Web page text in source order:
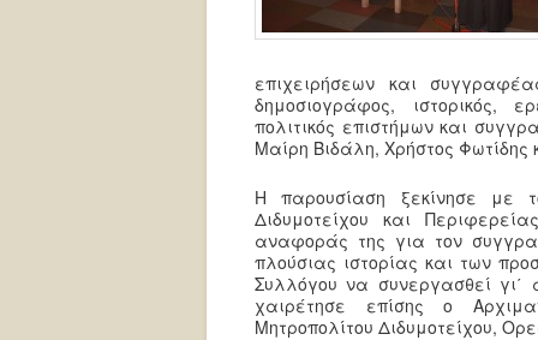
επιχειρήσεων και
δημοσιογράφος, ιστορικός,
πολιτικός επιστήμων και
Μαίρη Βιδάλη, Χρήστος
Η παρουσίαση ξεκίνησε με
Διδυμοτείχου και
αναφοράς της για τον
πλούσιας ιστορίας και των
Συλλόγου να συνεργασθεί γι΄
χαιρέτησε επίσης ο
Μητροπολίτου Διδυμοτείχου,